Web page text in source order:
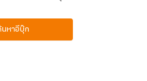
นหาอีบุ๊ก